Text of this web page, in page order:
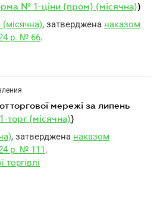
№ 1-ціни (пром) (місячна))
, затверджена наказом
р. № 66.
(місячна))
, затверджена наказом
р. № 111.
торгівлі